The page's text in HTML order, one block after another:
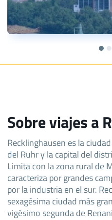
Sobre viajes a
Recklinghausen es la
del Ruhr y la capital del
Limita con la zona rural de
caracteriza por grandes
por la industria en el sur.
sexagésima ciudad más
vigésimo segunda de